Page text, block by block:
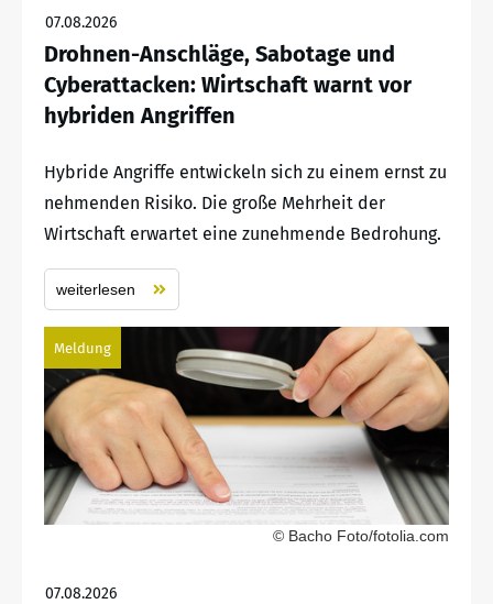
07.08.2026
Drohnen-Anschläge, Sabotage und
Cyberattacken: Wirtschaft warnt vor
hybriden Angriffen
Hybride Angriffe entwickeln sich zu einem ernst zu
nehmenden Risiko. Die große Mehrheit der
Wirtschaft erwartet eine zunehmende Bedrohung.
weiterlesen
Meldung
© Bacho Foto/fotolia.com
07.08.2026